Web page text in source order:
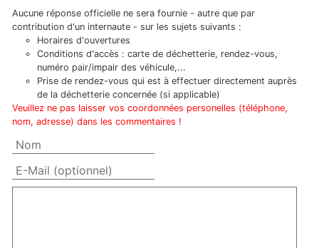
Aucune réponse officielle ne sera fournie - autre que par
contribution d'un internaute - sur les sujets suivants :
Horaires d'ouvertures
Conditions d'accès : carte de déchetterie, rendez-vous,
numéro pair/impair des véhicule,...
Prise de rendez-vous qui est à effectuer directement auprès
de la déchetterie concernée (si applicable)
Veuillez ne pas laisser vos coordonnées personelles (téléphone,
nom, adresse) dans les commentaires !